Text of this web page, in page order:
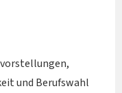
und Berufswahl